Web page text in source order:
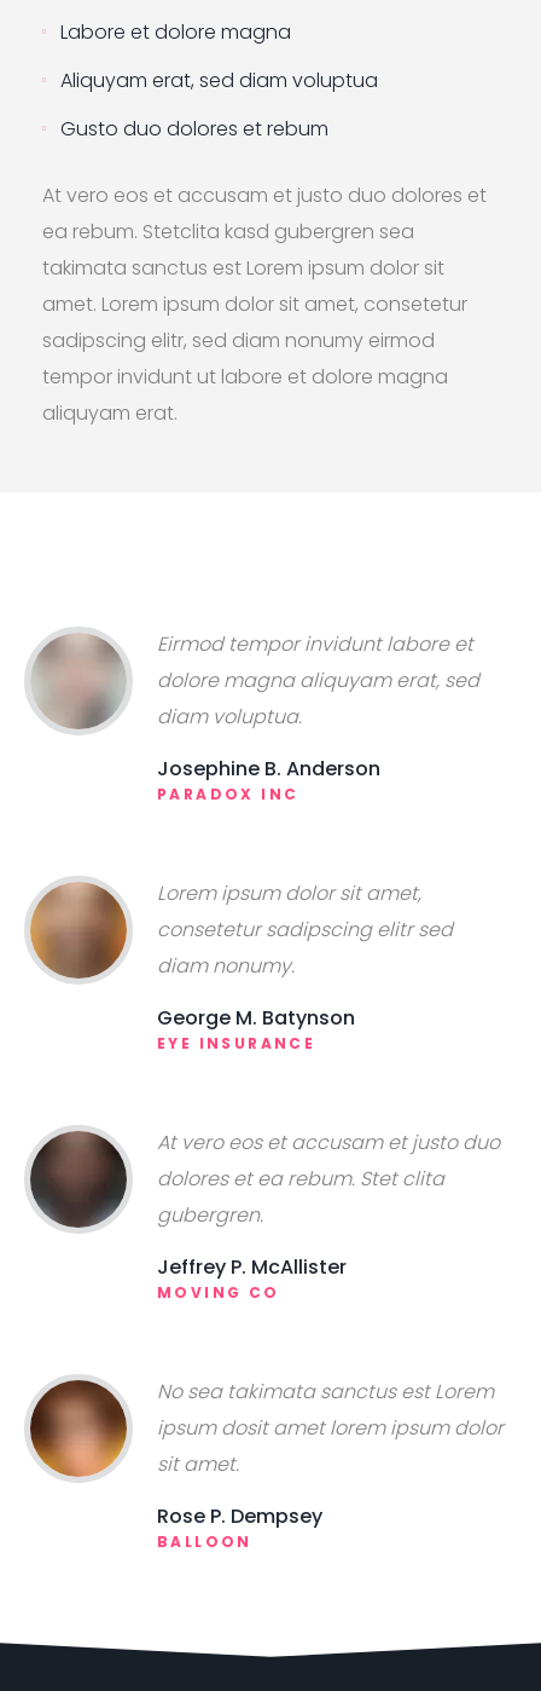
Labore et dolore magna
Aliquyam erat, sed diam voluptua
Gusto duo dolores et rebum
At vero eos et accusam et justo duo dolores et
ea rebum. Stetclita kasd gubergren sea
takimata sanctus est Lorem ipsum dolor sit
amet. Lorem ipsum dolor sit amet, consetetur
sadipscing elitr, sed diam nonumy eirmod
tempor invidunt ut labore et dolore magna
aliquyam erat.
Eirmod tempor invidunt labore et
dolore magna aliquyam erat, sed
diam voluptua.
Josephine B. Anderson
PARADOX INC
Lorem ipsum dolor sit amet,
consetetur sadipscing elitr sed
diam nonumy.
George M. Batynson
EYE INSURANCE
At vero eos et accusam et justo duo
dolores et ea rebum. Stet clita
gubergren.
Jeffrey P. McAllister
MOVING CO
No sea takimata sanctus est Lorem
ipsum dosit amet lorem ipsum dolor
sit amet.
Rose P. Dempsey
BALLOON